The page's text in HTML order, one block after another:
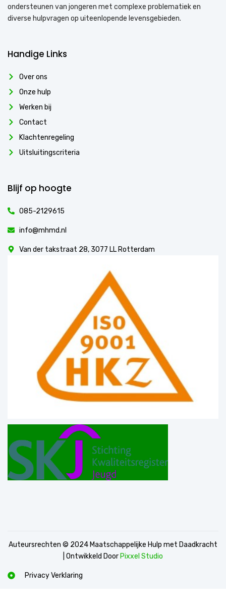
ondersteunen van jongeren met complexe problematiek en
diverse hulpvragen op uiteenlopende levensgebieden.
Handige Links
Over ons
Onze hulp
Werken bij
Contact
Klachtenregeling
Uitsluitingscriteria
Blijf op hoogte
085-2129615
info@mhmd.nl
Van der takstraat 28, 3077 LL Rotterdam
Auteursrechten © 2024 Maatschappelijke Hulp met Daadkracht
| Ontwikkeld Door Pixxel Studio
Privacy Verklaring